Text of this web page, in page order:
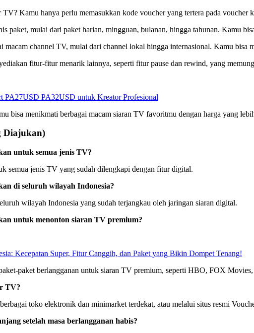
TV? Kamu hanya perlu memasukkan kode voucher yang tertera pada
paket, mulai dari paket harian, mingguan, bulanan, hingga tahunan. Kamu
macam channel TV, mulai dari channel lokal hingga internasional. Kamu
fitur-fitur menarik lainnya, seperti fitur pause dan rewind, yang
PA32USD untuk Kreator Profesional
bisa menikmati berbagai macam siaran TV favoritmu dengan harga yang
Diajukan)
untuk semua jenis TV?
semua jenis TV yang sudah dilengkapi dengan fitur digital.
di seluruh wilayah Indonesia?
wilayah Indonesia yang sudah terjangkau oleh jaringan siaran digital.
untuk menonton siaran TV premium?
Kecepatan Super, Fitur Canggih, dan Paket yang Bikin Dompet Tenang!
paket berlangganan untuk siaran TV premium, seperti HBO, FOX
TV?
toko elektronik dan minimarket terdekat, atau melalui situs resmi
setelah masa berlangganan habis?